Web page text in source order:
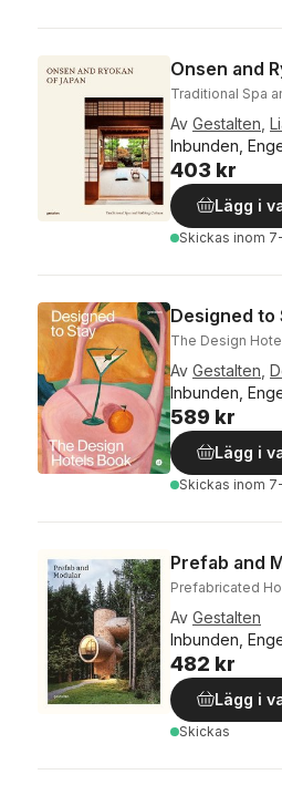
Onsen and
Traditional Spa
Av Gestalten
Inbunden,
403 kr
Lägg i
Skickas inom
Designed to
The Design
Av Gestalten
Inbunden,
589 kr
Lägg i
Skickas inom
Prefab and
Prefabricated
Av Gestalten
Inbunden,
482 kr
Lägg i
Skickas